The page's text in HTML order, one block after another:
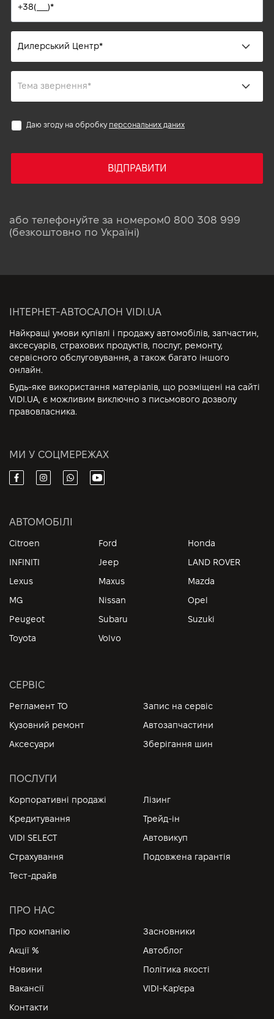
Даю згоду на обробку персональних даних
ВІДПРАВИТИ
або телефонуйте за номером0 800 308 999
(безкоштовно по Україні)
ІНТЕРНЕТ-АВТОСАЛОН VIDI.UA
Найкращі умови купівлі і продажу автомобілів, запчастин,
аксесуарів, страхових продуктів, послуг, ремонту,
сервісного обслуговування, а також багато іншого
онлайн.
Будь-яке використання матеріалів, що розміщені на сайті
VIDI.UA, є можливим виключно з письмового дозволу
правовласника.
МИ У СОЦМЕРЕЖАХ
АВТОМОБІЛІ
Citroen Ford
Honda
INFINITI
Jeep
LAND ROVER
Lexus
Maxus
Mazda
MG
Nissan
Opel
Peugeot
Subaru
Suzuki
Toyota
Volvo
СЕРВІС
Регламент ТО
Запис на сервіс
Кузовний ремонт
Автозапчастини
Аксесуари
Зберігання шин
ПОСЛУГИ
Корпоративні продажі
Лізинг
Кредитування
Трейд-ін
VIDI SELECT
Автовикуп
Страхування
Подовжена гарантія
Тест-драйв
ПРО НАС
Про компанію
Засновники
Акції %
Автоблог
Новини
Політика якості
Вакансії
VIDI-Кар'єра
Контакти